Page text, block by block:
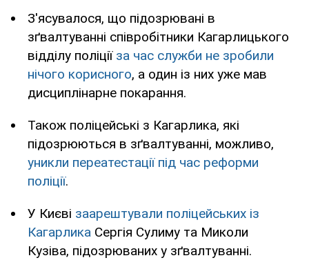
З'ясувалося, що підозрювані в
зґвалтуванні співробітники Кагарлицького
відділу поліції за час служби не зробили
нічого корисного, а один із них уже мав
дисциплінарне покарання.
Також поліцейські з Кагарлика, які
підозрюються в зґвалтуванні, можливо,
уникли переатестації під час реформи
поліції.
У Києві заарештували поліцейських із
Кагарлика Сергія Сулиму та Миколи
Кузіва, підозрюваних у зґвалтуванні.